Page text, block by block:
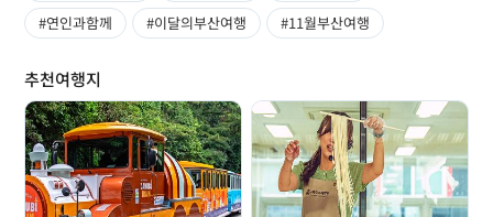
#연인과함께
#이달의부산여행 #11월부산여행
추천여행지